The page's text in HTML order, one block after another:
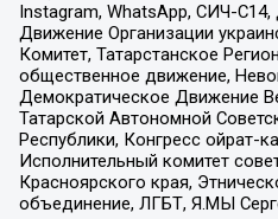
Instagram, WhatsApp, СИЧ-
Движение Организации
Комитет, Татарстанское
общественное движение,
Демократическое Движение
Татарской Автономной
Республики, Конгресс ойрат-
Исполнительный комитет
Красноярского края,
объединение, ЛГБТ, Я.МЫ